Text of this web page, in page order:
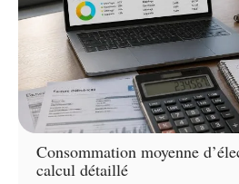
Consommation moyenne
calcul détaillé